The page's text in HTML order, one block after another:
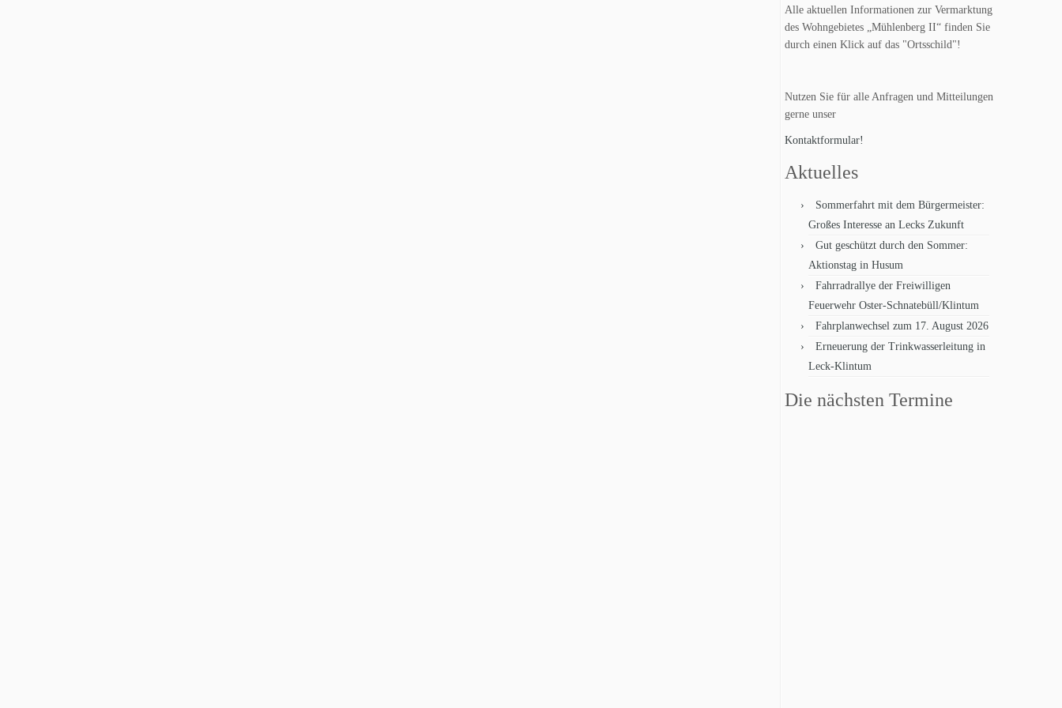
Alle aktuellen Informationen zur Vermarktung
des Wohngebietes „Mühlenberg II“ finden Sie
durch einen Klick auf das "Ortsschild"!
Nutzen Sie für alle Anfragen und Mitteilungen
gerne unser
Kontaktformular!
Aktuelles
Sommerfahrt mit dem Bürgermeister:
Großes Interesse an Lecks Zukunft
Gut geschützt durch den Sommer:
Aktionstag in Husum
Fahrradrallye der Freiwilligen
Feuerwehr Oster-Schnatebüll/Klintum
Fahrplanwechsel zum 17. August 2026
Erneuerung der Trinkwasserleitung in
Leck-Klintum
Die nächsten Termine